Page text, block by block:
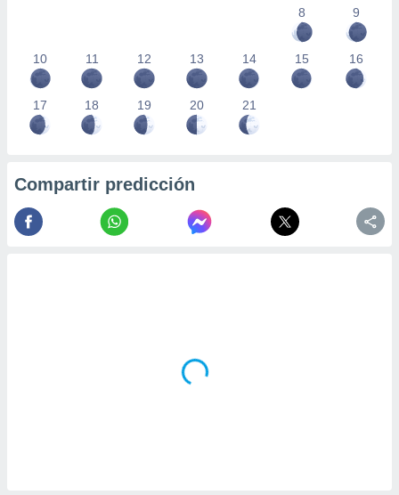
8
9
10 11 12 13 14 15 16
17 18 19 20 21
Compartir predicción